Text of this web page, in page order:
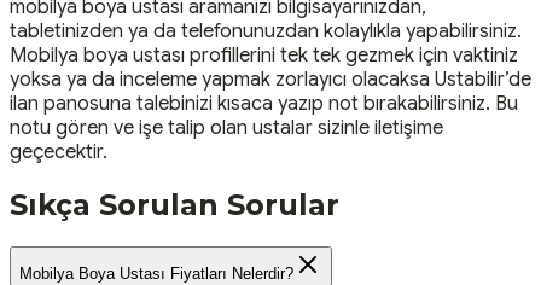
mobilya boya ustası aramanızı bilgisayarınızdan,
tabletinizden ya da telefonunuzdan kolaylıkla yapabilirsiniz.
Mobilya boya ustası profillerini tek tek gezmek için vaktiniz
yoksa ya da inceleme yapmak zorlayıcı olacaksa Ustabilir’de
ilan panosuna talebinizi kısaca yazıp not bırakabilirsiniz. Bu
notu gören ve işe talip olan ustalar sizinle iletişime
geçecektir.
Sıkça Sorulan Sorular
Mobilya Boya Ustası Fiyatları Nelerdir?